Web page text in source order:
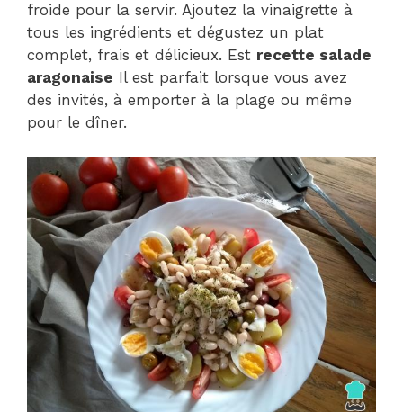
froide pour la servir. Ajoutez la vinaigrette à
tous les ingrédients et dégustez un plat
complet, frais et délicieux. Est recette salade
aragonaise Il est parfait lorsque vous avez
des invités, à emporter à la plage ou même
pour le dîner.